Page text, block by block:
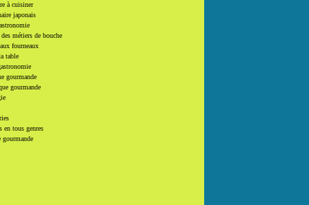
à cuisiner
japonais
métiers de bouche
fourneaux
table
gourmande
gourmande
en tous genres
gourmande